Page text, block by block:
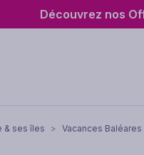
Découvrez nos
& ses îles > Vacances Baléares